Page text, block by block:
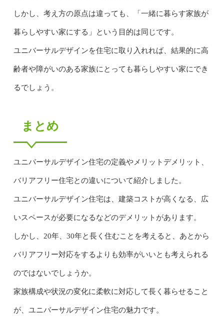
しかし、考え方の原点は違っても、「一緒に暮らす家族が
暮らしやすい家にする」という目的は同じです。
ユニバーサルデザインを住宅に取り入れれば、結果的に高
齢者や障がいのある家族にとっても暮らしやすい家にでき
るでしょう。
まとめ
ユニバーサルデザイン住宅の定義やメリットデメリット、
バリアフリー住宅との違いについて紹介しました。
ユニバーサルデザイン住宅は、建築コストが高くなる、広
いスペースが必要になるなどのデメリットがあります。
しかし、20年、30年と長く住むことを考えると、あとから
バリアフリー対応をするよりも効率がいいとも考えられる
のではないでしょうか。
家族構成や状況の変化に柔軟に対応して長く暮らせること
が、ユニバーサルデザイン住宅の魅力です。